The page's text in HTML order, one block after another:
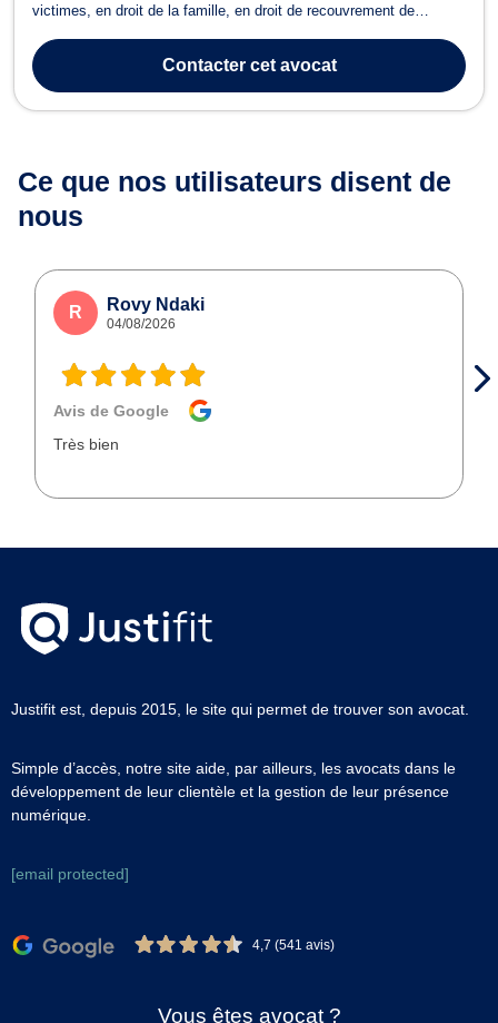
victimes, en droit de la famille, en droit de recouvrement de
ainsi qu’en droit du travail. En ce qui concerne le droit du dommage
corporel et ...
Contactercet avocat
Ce que nos utilisateurs disent de
nous
R Rovy Ndaki
04/08/2026
Avis de Google
Très bien
Justifit est, depuis 2015, le site qui permet de trouver son avocat.
Simple d’accès, notre site aide, par ailleurs, les avocats dans le
développement de leur clientèle et la gestion de leur présence
numérique.
[email protected]
4,7 (541 avis)
Vous êtes avocat ?